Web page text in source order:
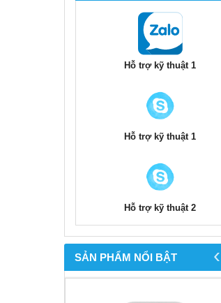
Hỗ trợ kỹ thuật 1
Hỗ trợ kỹ thuật 1
Hỗ trợ kỹ thuật 2
SẢN PHẨM NỔI BẬT ‹